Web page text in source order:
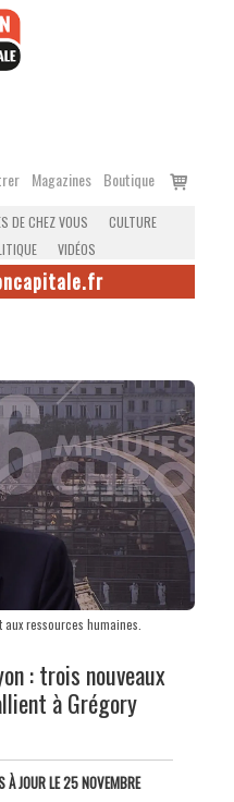
Magazines Boutique
Voir
DE CHEZ VOUS
CULTURE
VIDÉOS
ressources humaines.
: trois nouveaux
à Grégory
JOUR LE 25 NOVEMBRE